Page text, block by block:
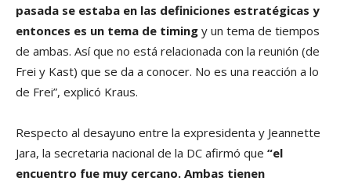
pasada se estaba en las definiciones estratégicas y
entonces es un tema de timing y un tema de tiempos
de ambas. Así que no está relacionada con la reunión (de
Frei y Kast) que se da a conocer. No es una reacción a lo
de Frei”, explicó Kraus.
Respecto al desayuno entre la expresidenta y Jeannette
Jara, la secretaria nacional de la DC afirmó que “el
encuentro fue muy cercano. Ambas tienen